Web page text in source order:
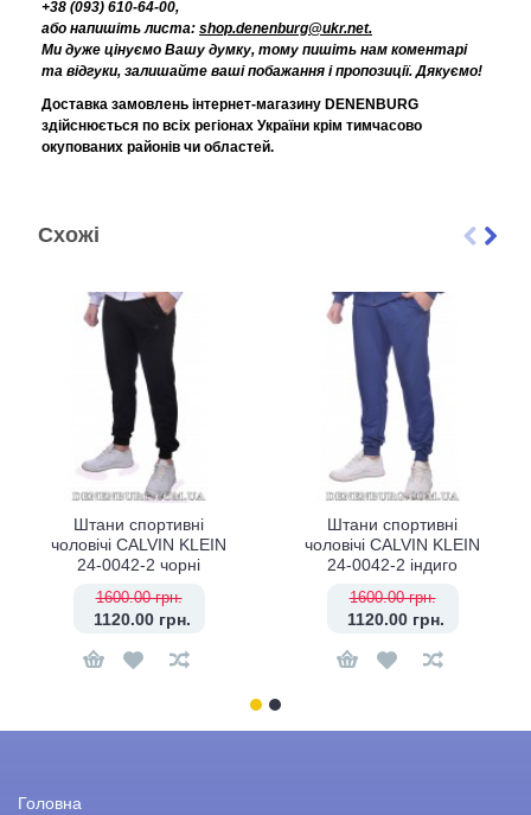
+38 (093) 610-64-00,
або напишіть листа: shop.denenburg@ukr.net.
Ми дуже цінуємо Вашу думку, тому пишіть нам коментарі
та відгуки, залишайте ваші побажання і пропозиції. Дякуємо!
Доставка замовлень інтернет-магазину DENENBURG
здійснюється по всіх регіонах України крім тимчасово
окупованих районів чи областей.
Схожі
Штани спортивні
чоловічі CALVIN KLEIN
24-0042-2 чорні
1600.00 грн.
1120.00 грн.
Штани спортивні
чоловічі CALVIN KLEIN
24-0042-2 індиго
1600.00 грн.
1120.00 грн.
Головна